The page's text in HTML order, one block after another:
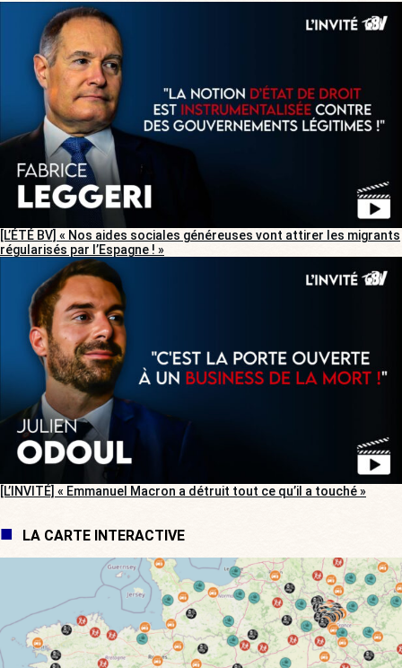
[L’ÉTÉ BV] « Nos aides sociales généreuses vont attirer les migrants
régularisés par l’Espagne ! »
[L’INVITÉ] « Emmanuel Macron a détruit tout ce qu’il a touché »
LA CARTE INTERACTIVE